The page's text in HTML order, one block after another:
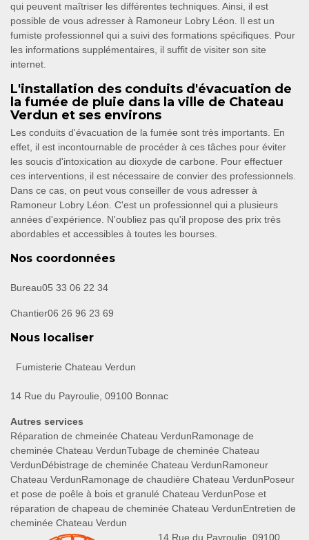
qui peuvent maîtriser les différentes techniques. Ainsi, il est
possible de vous adresser à Ramoneur Lobry Léon. Il est un
fumiste professionnel qui a suivi des formations spécifiques. Pour
les informations supplémentaires, il suffit de visiter son site
internet.
L'installation des conduits d'évacuation de
la fumée de pluie dans la ville de Chateau
Verdun et ses environs
Les conduits d'évacuation de la fumée sont très importants. En
effet, il est incontournable de procéder à ces tâches pour éviter
les soucis d'intoxication au dioxyde de carbone. Pour effectuer
ces interventions, il est nécessaire de convier des professionnels.
Dans ce cas, on peut vous conseiller de vous adresser à
Ramoneur Lobry Léon. C'est un professionnel qui a plusieurs
années d'expérience. N'oubliez pas qu'il propose des prix très
abordables et accessibles à toutes les bourses.
Nos coordonnées
Bureau05 33 06 22 34
Chantier06 26 96 23 69
Nous localiser
Fumisterie Chateau Verdun
14 Rue du Payroulie, 09100 Bonnac
Autres services
Réparation de chmeinée Chateau VerdunRamonage de
cheminée Chateau VerdunTubage de cheminée Chateau
VerdunDébistrage de cheminée Chateau VerdunRamoneur
Chateau VerdunRamonage de chaudière Chateau VerdunPoseur
et pose de poêle à bois et granulé Chateau VerdunPose et
réparation de chapeau de cheminée Chateau VerdunEntretien de
cheminée Chateau Verdun
14 Rue du Payroulie, 09100